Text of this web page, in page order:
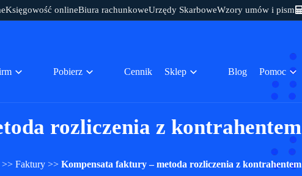
Księgowość onlineBiura rachunkoweUrzędy SkarboweWzory umów i pism
Pobierz Cennik Sklep Blog Pomoc
rozliczenia z kontrahentem
>> Faktury >> Kompensata faktury – metoda rozliczenia z kontrahentem